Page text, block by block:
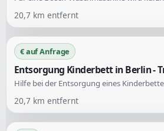
20,7 km entfernt
€ auf Anfrage
Entsorgung Kinderbett in Berlin -
20,7 km entfernt